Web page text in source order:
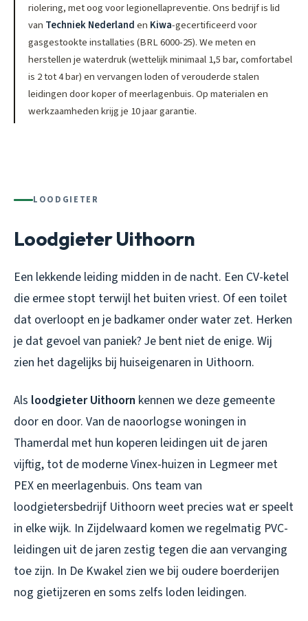
riolering, met oog voor legionellapreventie. Ons bedrijf is lid
van Techniek Nederlanden Kiwa-gecertificeerd voor
gasgestookte installaties (BRL 6000-25). We meten en
herstellen je waterdruk (wettelijk minimaal 1,5 bar, comfortabel
is 2 tot 4 bar) en vervangen loden of verouderde stalen
leidingen door koper of meerlagenbuis. Op materialen en
werkzaamheden krijg je 10 jaar garantie.
LOODGIETER
Loodgieter Uithoorn
Een lekkende leiding midden in de nacht. Een CV-ketel
die ermee stopt terwijl het buiten vriest. Of een toilet
dat overloopt en je badkamer onder water zet. Herken
je dat gevoel van paniek? Je bent niet de enige. Wij
zien het dagelijks bij huiseigenaren in Uithoorn.
Als loodgieter Uithoorn kennen we deze gemeente
door en door. Van de naoorlogse woningen in
Thamerdal met hun koperen leidingen uit de jaren
vijftig, tot de moderne Vinex-huizen in Legmeer met
PEX en meerlagenbuis. Ons team van
loodgietersbedrijf Uithoorn weet precies wat er speelt
in elke wijk. In Zijdelwaard komen we regelmatig PVC-
leidingen uit de jaren zestig tegen die aan vervanging
toe zijn. In De Kwakel zien we bij oudere boerderijen
nog gietijzeren en soms zelfs loden leidingen.